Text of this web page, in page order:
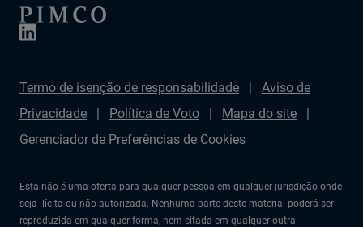
Termo de isenção de responsabilidade
Aviso de
Privacidade
Política de Voto
Mapa do site
Gerenciador de Preferências de Cookies
Esta não é uma oferta para qualquer pessoa em qualquer jurisdição onde
seja ilícita ou não autorizada. Nenhuma parte deste material poderá ser
reproduzida em qualquer forma, nem citada em qualquer outra